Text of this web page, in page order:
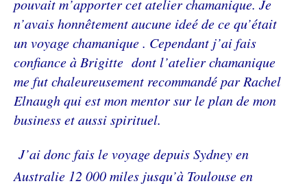
pouvait m’apporter cet atelier chamanique. Je
n’avais honnêtement aucune ideé de ce qu’était
un voyage chamanique . Cependant j’ai fais
confiance à Brigitte dont l’atelier chamanique
me fut chaleureusement recommandé par Rachel
Elnaugh qui est mon mentor sur le plan de mon
business et aussi spirituel.
J’ai donc fais le voyage depuis Sydney en
Australie 12 000 miles jusqu’à Toulouse en